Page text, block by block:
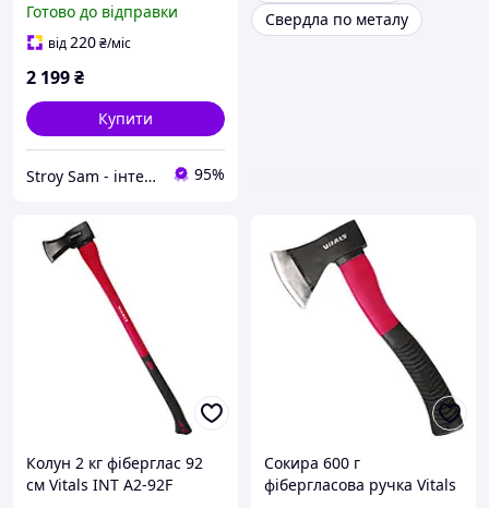
Готово до відправки
від220₴/міс
2 199₴
Купити
Stroy Sam - інтернет магазин інструментів 95%
Свердла по металу
Колун 2 кг фіберглас 92
см Vitals INT A2-92F
Сокира 600 г
фібергласова ручка Vitals